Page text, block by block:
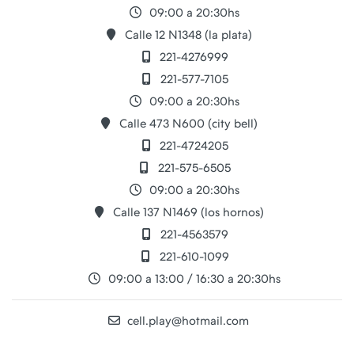
09:00 a 20:30hs
Calle 12 N1348 (la plata)
221-4276999
221-577-7105
09:00 a 20:30hs
Calle 473 N600 (city bell)
221-4724205
221-575-6505
09:00 a 20:30hs
Calle 137 N1469 (los hornos)
221-4563579
221-610-1099
09:00 a 13:00 / 16:30 a 20:30hs
cell.play@hotmail.com